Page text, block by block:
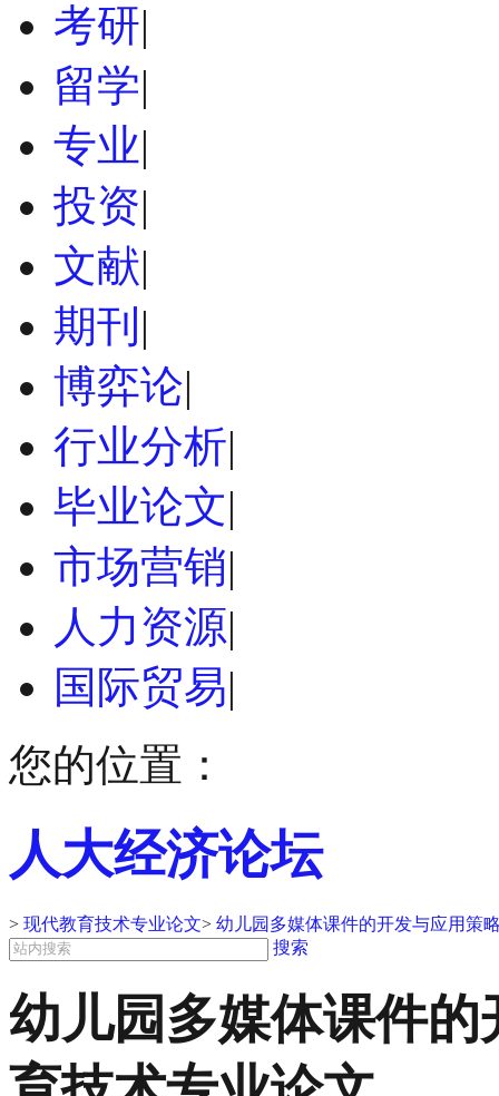
考研|
留学|
专业|
投资|
文献|
期刊 |
博弈论|
行业分析|
毕业论文|
市场营销|
人力资源|
国际贸易|
您的位置：
人大经济论坛
> 现代教育技术专业论文> 幼儿园多媒体课件的开发与应用策
搜索
幼儿园多媒体课件